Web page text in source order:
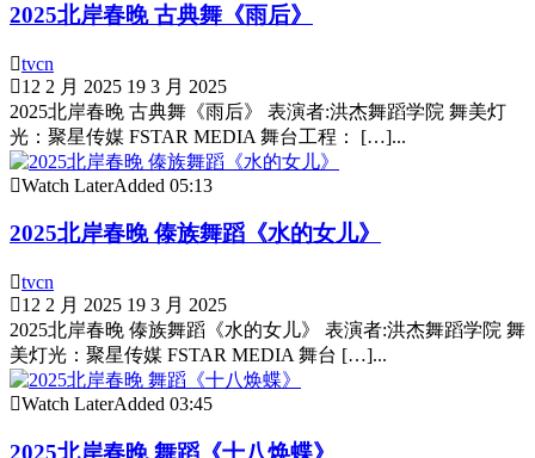
2025北岸春晚 古典舞《雨后》
tvcn
12 2 月 2025 19 3 月 2025
2025北岸春晚 古典舞《雨后》 表演者:洪杰舞蹈学院 舞美灯
光：聚星传媒 FSTAR MEDIA 舞台工程： […]...
Watch LaterAdded 05:13
2025北岸春晚 傣族舞蹈《水的女儿》
tvcn
12 2 月 2025 19 3 月 2025
2025北岸春晚 傣族舞蹈《水的女儿》 表演者:洪杰舞蹈学院 舞
美灯光：聚星传媒 FSTAR MEDIA 舞台 […]...
Watch LaterAdded 03:45
2025北岸春晚 舞蹈《十八焕蝶》